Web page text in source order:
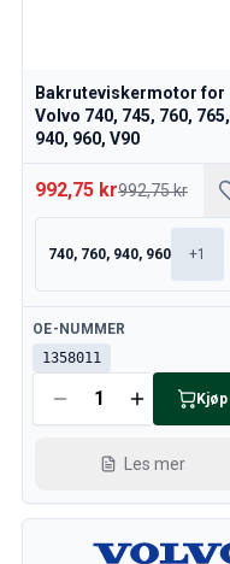
Bakruteviskermotor for
Volvo 740, 745, 760, 765,
940, 960, V90
992,75 kr992,75 kr
740, 760, 940, 960 +1
Tilgjengelig
OE-NUMMER
1358011
Kjøp
Les mer